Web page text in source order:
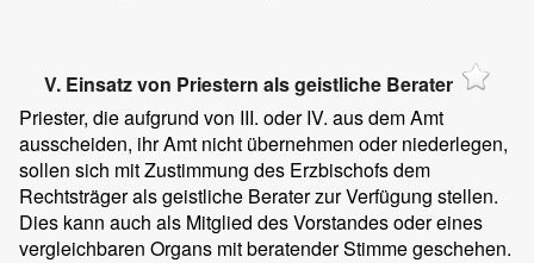
V. Einsatz von Priestern als geistliche Berater
Priester, die aufgrund von III. oder IV. aus dem Amt
ausscheiden, ihr Amt nicht übernehmen oder niederlegen,
sollen sich mit Zustimmung des Erzbischofs dem
Rechtsträger als geistliche Berater zur Verfügung stellen.
Dies kann auch als Mitglied des Vorstandes oder eines
vergleichbaren Organs mit beratender Stimme geschehen.